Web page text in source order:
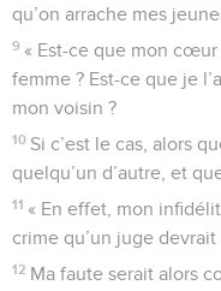
qu’on arrache mes
9 « Est-ce que mon cœur
femme ? Est-ce que je
mon voisin ?
10 Si c’est le cas, alors
quelqu’un d’autre, et
11 « En effet, mon
crime qu’un juge devrait
12 Ma faute serait alors